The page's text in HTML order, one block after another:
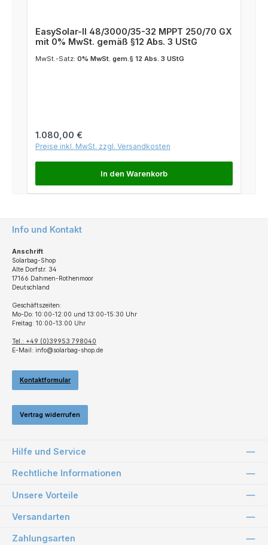
EasySolar-II 48/3000/35-32 MPPT 250/70 GX
mit 0% MwSt. gemäß §12 Abs. 3 UStG
MwSt.-Satz: 0% MwSt. gem.§ 12 Abs. 3 UStG
Regulärer Preis:
1.080,00 €
Preise inkl. MwSt. zzgl. Versandkosten
In den Warenkorb
Info und Kontakt
Anschrift
Solarbag-Shop
Alte Dorfstr. 34
17166 Dahmen-Rothenmoor
Deutschland
Geschäftszeiten:
Mo-Do: 10:00-12:00 und 13:00-15:30 Uhr
Freitag: 10:00-13:00 Uhr
Tel.: +49 (0)39953 798040
E-Mail: info@solarbag-shop.de
Kontaktformular
Vertrag widerrufen
Hilfe und Service
Rechtliche Informationen
Unsere Vorteile
Versandarten
Zahlungsarten